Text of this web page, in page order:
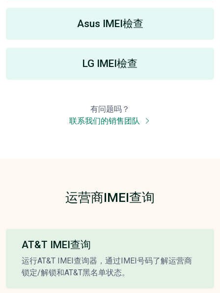
Asus IMEI檢查
LG IMEI檢查
有问题吗？
联系我们的销售团队
运营商IMEI查询
AT&T IMEI查询
运行AT&T IMEI查询器，通过IMEI号码了解运营商
锁定/解锁和AT&T黑名单状态。